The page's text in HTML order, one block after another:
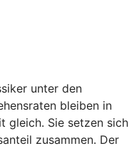
unter den
bleiben in
gleich. Sie setzen sich
zusammen. Der